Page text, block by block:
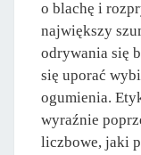
o blachę i
największy
odrywania się
się uporać
ogumienia.
wyraźnie
liczbowe, jaki